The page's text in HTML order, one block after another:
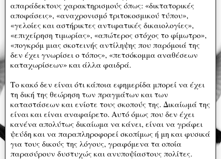
απαράδεκτους χαρακτηρισμούς όπως: «δικτατορικές
αποφάσεις», «αναχρονισμό τριτοκοσμικού τύπου»,
«γελοίες και αστήρικτες αντιφατικές δικαιολογίες»,
«επιχείρηση τιμωρίας», «απώτερος στόχος το φίμωτρο»,
«πογκρόμ μιας σκοτεινής αντίληψης που παρόμοιά της
δεν έχει γνωρίσει ο τόπος», «πετσόκομμα αναθέσεων
καταχωρίσεων» και άλλα φαιδρά.
Το κακό δεν είναι ότι κάποια εφημερίδα μπορεί να έχει
τη δική της θεώρηση των πραγμάτων και των
καταστάσεων και ενίοτε τους σκοπούς της. Δικαίωμά της
είναι και είναι αναφαίρετο. Αυτό όμως που δεν έχει
κανένα απολύτως δικαίωμα να κάνει, είναι να γράφει
ψεύδη και να παραπληροφορεί σκοπίμως ή μη και φυσικά
για τους δικούς της λόγους, γραφόμενα τα οποία
παρασύρουν δυστυχώς και ανυποψίαστους πολίτες.